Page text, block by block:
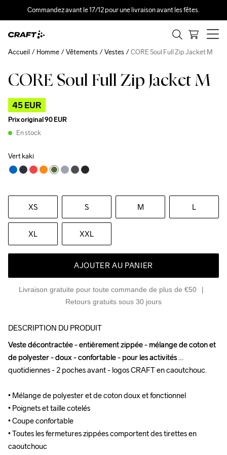
Commandez avant le 17/12 pour une livraison avant les fêtes.
CORE Soul Full Zip Jacket M
45 EUR
Prix original90 EUR
En stock
Vert kaki
XS S M L
XL XXL
AJOUTER AU PANIER
Livraison gratuite pour toute commande de plus de €50
Retours gratuits sous 30 jours
Accueil Homme Vêtements Vestes CORE Soul Full Zip Jacket M
Outlet
DESCRIPTION DU PRODUIT
Veste décontractée - entièrement zippée - mélange de coton et
de polyester - doux - confortable - pour les activités
quotidiennes - 2 poches avant - logos CRAFT en caoutchouc.
• Mélange de polyester et de coton doux et fonctionnel
• Poignets et taille cotelés
• Coupe confortable
• Toutes les fermetures zippées comportent des tirettes en
caoutchouc
Veste décontractée - entièrement zippée - mélange de coton et
de polyester - doux - confortable - pour les activités
quotidiennes - 2 poches avant - logos CRAFT en caoutchouc.
• Mélange de polyester et de coton doux et fonctionnel
• Poignets et taille cotelés
• Coupe confortable
• Toutes les fermetures zippées comportent des tirettes en
caoutchouc